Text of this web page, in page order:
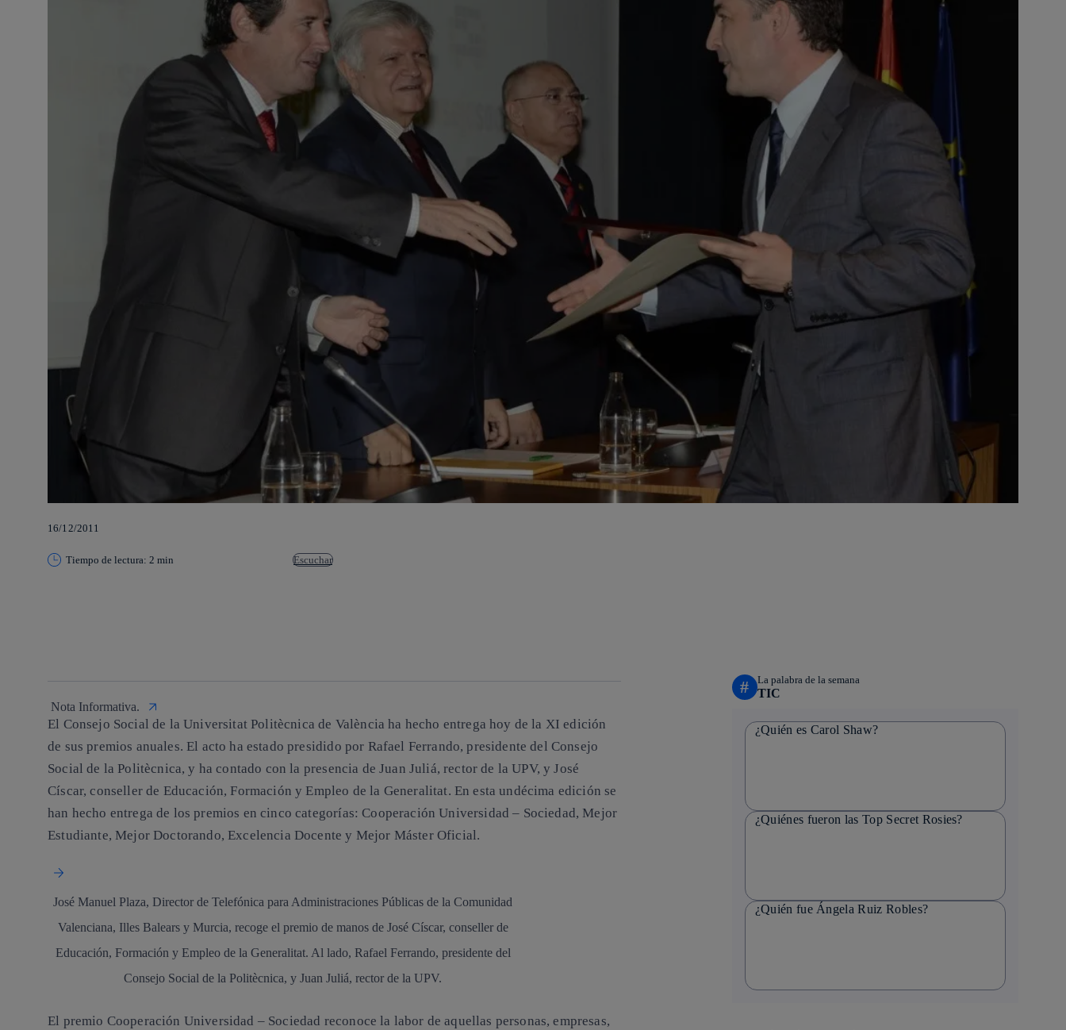
16/12/2011
Tiempo de lectura: 2 min Escuchar
Nota Informativa.
El Consejo Social de la Universitat Politècnica de València ha hecho entrega hoy de la XI edición
de sus premios anuales. El acto ha estado presidido por Rafael Ferrando, presidente del Consejo
Social de la Politècnica, y ha contado con la presencia de Juan Juliá, rector de la UPV, y José
Císcar, conseller de Educación, Formación y Empleo de la Generalitat. En esta undécima edición se
han hecho entrega de los premios en cinco categorías: Cooperación Universidad – Sociedad, Mejor
Estudiante, Mejor Doctorando, Excelencia Docente y Mejor Máster Oficial.
José Manuel Plaza, Director de Telefónica para Administraciones Públicas de la Comunidad
Valenciana, Illes Balears y Murcia, recoge el premio de manos de José Císcar, conseller de
Educación, Formación y Empleo de la Generalitat. Al lado, Rafael Ferrando, presidente del
Consejo Social de la Politècnica, y Juan Juliá, rector de la UPV.
El premio Cooperación Universidad – Sociedad reconoce la labor de aquellas personas, empresas,
# La palabra de la semana
TIC
¿Quién es Carol Shaw?
¿Quiénes fueron las Top Secret Rosies?
¿Quién fue Ángela Ruiz Robles?